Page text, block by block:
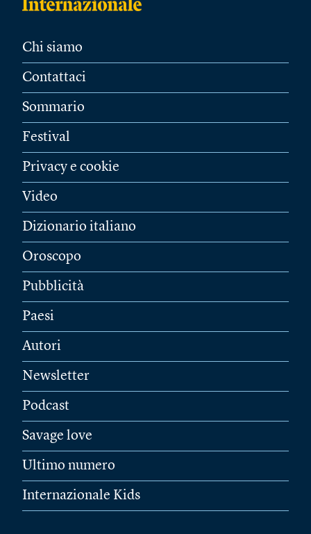
Chi siamo
Contattaci
Sommario
Festival
Privacy e cookie
Video
Dizionario italiano
Oroscopo
Pubblicità
Paesi
Autori
Newsletter
Podcast
Savage love
Ultimo numero
Internazionale Kids